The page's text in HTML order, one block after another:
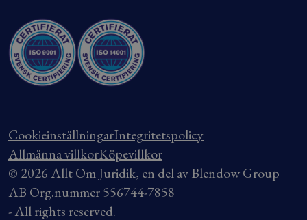
CookieinställningarIntegritetspolicy
Allmänna villkorKöpevillkor
© 2026 Allt Om Juridik, en del av Blendow Group
AB Org.nummer 556744-7858
- All rights reserved.